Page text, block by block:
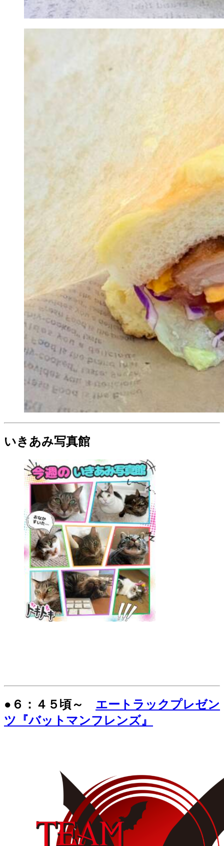
いきあみ写真館
●６：４５頃～ エートラックプレゼン
ツ『バットマンフレンズ』